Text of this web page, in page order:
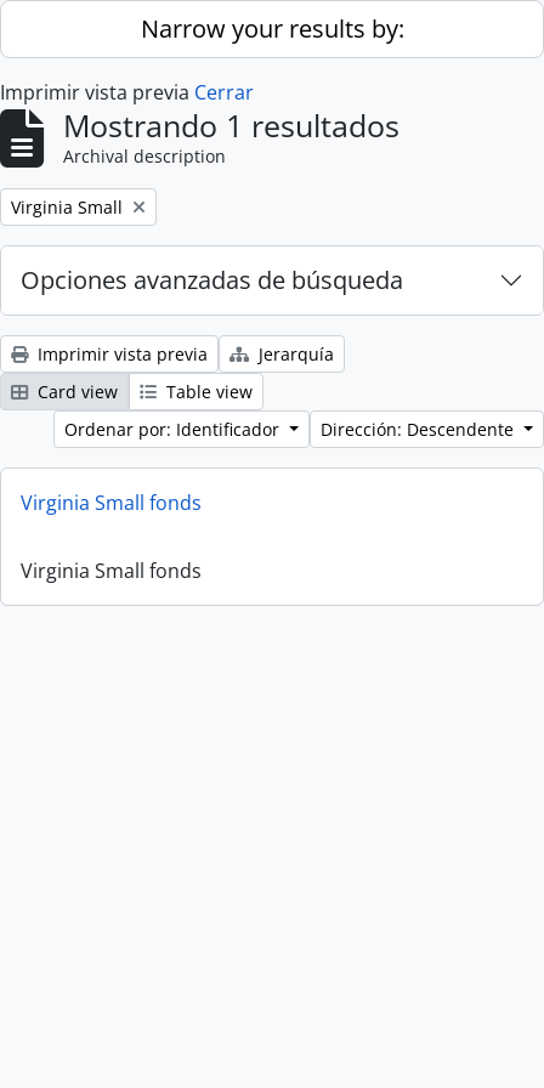
Skip to main contentNarrow your results by:
Imprimir vista previa Cerrar
Mostrando 1 resultados
Archival description
Remove filter:
Virginia Small
Opciones avanzadas de búsqueda
Imprimir vista previa
Jerarquía
Card view
Table view
Ordenar por: Identificador
Dirección: Descendente
Virginia Small fonds
Virginia Small fonds